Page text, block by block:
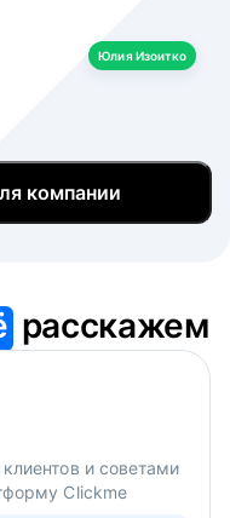
Юлия Изоитко
компании
расскажем
и советами
Clickme